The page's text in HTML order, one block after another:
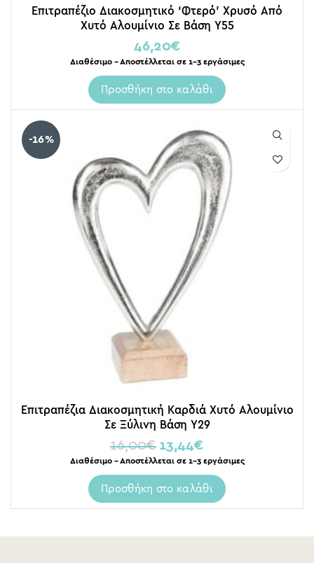
Επιτραπέζιο Διακοσμητικό ‘Φτερό’ Χρυσό Από
Χυτό Αλουμίνιο Σε Βάση Υ55
46,20€
Διαθέσιμο – Αποστέλλεται σε 1-3 εργάσιμες
Προσθήκη στο καλάθι
-16%
Επιτραπέζια Διακοσμητική Καρδιά Χυτό Αλουμίνιο
Σε Ξύλινη Βάση Υ29
16,00€ 13,44€
Διαθέσιμο – Αποστέλλεται σε 1-3 εργάσιμες
Προσθήκη στο καλάθι